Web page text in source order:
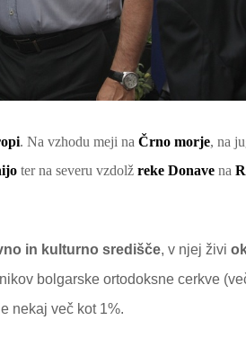
. Na vzhodu meji na Črno morje, na
ter na severu vzdolž reke Donave na
in kulturno središče, v njej živi
bolgarske ortodoksne cerkve
nekaj več kot 1%.